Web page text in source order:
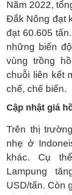
Năm 2022,
Ðắk Nông đạt
đạt 60.605
những biến
vùng trồng
chuỗi liên kết
chế, chế biến.
Cập nhật giá
Trên thị
nhẹ ở
khác. Cụ
Lampung
USD/tấn. Còn